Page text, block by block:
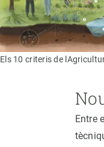
Els 10 criteris de
Entre